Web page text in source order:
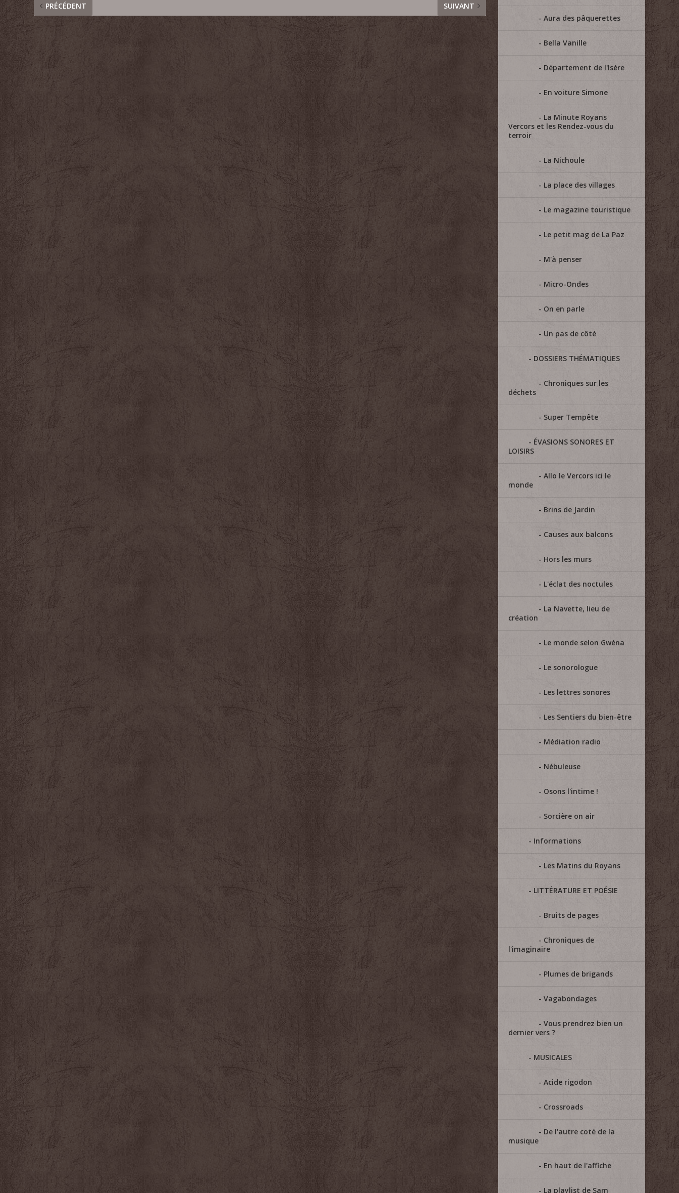
PRÉCÉDENT
SUIVANT
Aura des pâquerettes
Bella Vanille
Département de l'Isère
En voiture Simone
La Minute Royans
Vercors et les Rendez-vous du
terroir
La Nichoule
La place des villages
Le magazine touristique
Le petit mag de La Paz
M'à penser
Micro-Ondes
On en parle
Un pas de côté
DOSSIERS THÉMATIQUES
Chroniques sur les
déchets
Super Tempête
ÉVASIONS SONORES ET
LOISIRS
Allo le Vercors ici le
monde
Brins de Jardin
Causes aux balcons
Hors les murs
L'éclat des noctules
La Navette, lieu de
création
Le monde selon Gwéna
Le sonorologue
Les lettres sonores
Les Sentiers du bien-être
Médiation radio
Nébuleuse
Osons l'intime !
Sorcière on air
Informations
Les Matins du Royans
LITTÉRATURE ET POÉSIE
Bruits de pages
Chroniques de
l'imaginaire
Plumes de brigands
Vagabondages
Vous prendrez bien un
dernier vers ?
MUSICALES
Acide rigodon
Crossroads
De l'autre coté de la
musique
En haut de l'affiche
La playlist de Sam